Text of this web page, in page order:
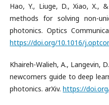
Hao, Y., Liuge, D., Xiao, X.,
methods for solving non-
photonics. Optics
https://doi.org/10.1016/
Khaireh-Walieh, A., Langevin,
newcomers guide to deep
photonics. arXiv. https://